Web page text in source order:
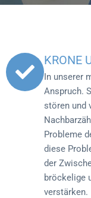
KRONE
In unserer
Anspruch.
stören und
Probleme
diese
der
bröckelige
verstärken.